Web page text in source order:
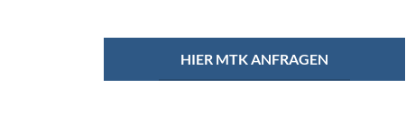
HIER MTK ANFRAGEN